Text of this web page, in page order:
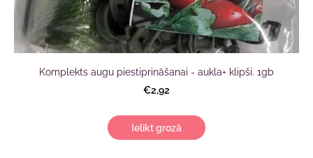
Komplekts augu piestiprināšanai - aukla+ klipši. 1gb
€2,92
Ielikt grozā